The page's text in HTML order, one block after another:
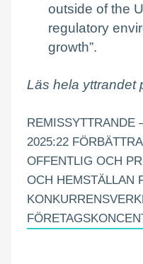
outside of the
regulatory
growth”.
Läs hela yttrandet
REMISSYTTRANDE
2025:22
OFFENTLIG OCH
OCH HEMSTÄLLAN